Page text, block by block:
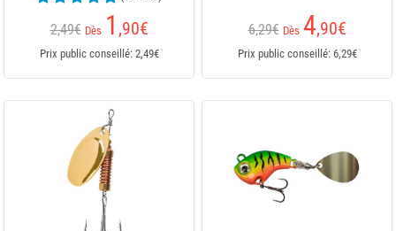
2,49€ Dès 1 ,90€
Prix public conseillé: 2,49€
6,29€ Dès 4,90€
Prix public conseillé: 6,29€